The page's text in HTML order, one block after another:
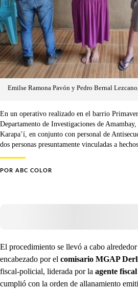
Emilse Ramona Pavón y Pedro Bernal
En un operativo realizado en el barrio
Departamento de Investigaciones de
Karapa’í, en conjunto con personal de
dos personas presuntamente vinculadas a
POR ABC COLOR
El procedimiento se llevó a cabo
encabezado por el comisario MGAP
fiscal-policial, liderada por la agente
cumplió con la orden de allanamiento